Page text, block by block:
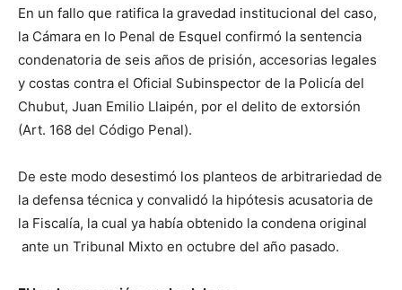
En un fallo que ratifica la gravedad institucional del caso,
la Cámara en lo Penal de Esquel confirmó la sentencia
condenatoria de seis años de prisión, accesorias legales
y costas contra el Oficial Subinspector de la Policía del
Chubut, Juan Emilio Llaipén, por el delito de extorsión
(Art. 168 del Código Penal).
De este modo desestimó los planteos de arbitrariedad de
la defensa técnica y convalidó la hipótesis acusatoria de
la Fiscalía, la cual ya había obtenido la condena original
ante un Tribunal Mixto en octubre del año pasado.